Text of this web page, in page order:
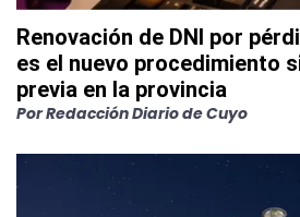
Renovación de DNI por
es el nuevo procedimiento
previa en la provincia
PorRedacción Diario de Cuyo